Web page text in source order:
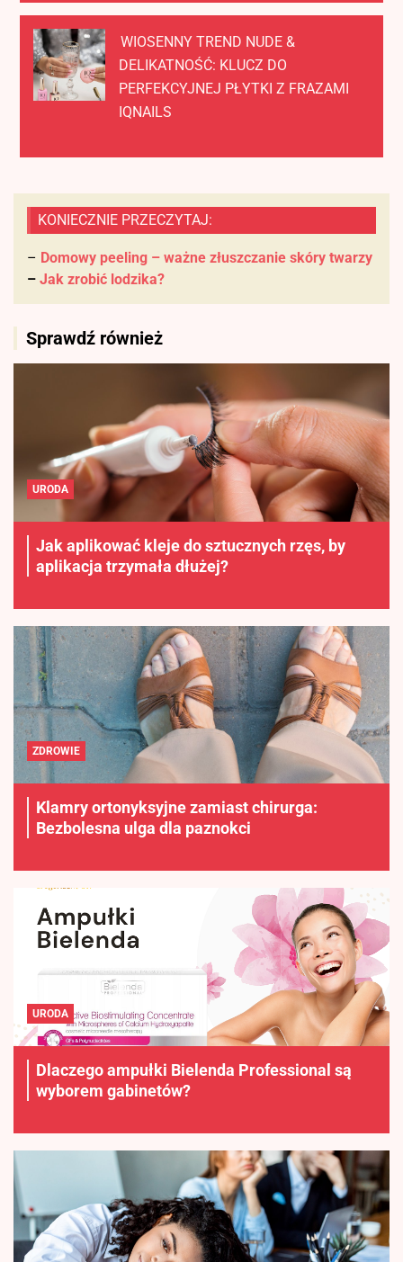
WIOSENNY TREND NUDE &
DELIKATNOŚĆ: KLUCZ DO
PERFEKCYJNEJ PŁYTKI Z FRAZAMI
IQNAILS
KONIECZNIE PRZECZYTAJ:
– Domowy peeling – ważne złuszczanie skóry twarzy
– Jak zrobić lodzika?
Sprawdź również
URODA
Jak aplikować kleje do sztucznych rzęs, by
aplikacja trzymała dłużej?
ZDROWIE
Klamry ortonyksyjne zamiast chirurga:
Bezbolesna ulga dla paznokci
URODA
Dlaczego ampułki Bielenda Professional są
wyborem gabinetów?